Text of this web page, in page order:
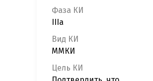
Фаза КИ
IIIa
Вид КИ
ММКИ
Цель КИ